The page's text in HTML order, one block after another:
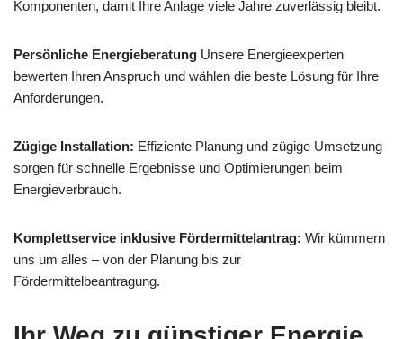
Komponenten, damit Ihre Anlage viele Jahre zuverlässig bleibt.
Persönliche Energieberatung Unsere Energieexperten
bewerten Ihren Anspruch und wählen die beste Lösung für Ihre
Anforderungen.
Zügige Installation: Effiziente Planung und zügige Umsetzung
sorgen für schnelle Ergebnisse und Optimierungen beim
Energieverbrauch.
Komplettservice inklusive Fördermittelantrag: Wir kümmern
uns um alles – von der Planung bis zur
Fördermittelbeantragung.